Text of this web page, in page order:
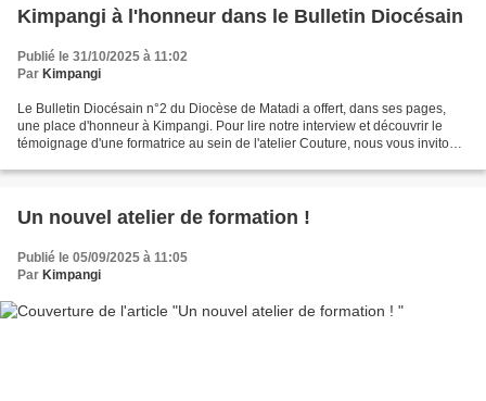
Kimpangi à l'honneur dans le Bulletin Diocésain
Publié le 31/10/2025 à 11:02
Par Kimpangi
Le Bulletin Diocésain n°2 du Diocèse de Matadi a offert, dans ses pages,
une place d'honneur à Kimpangi. Pour lire notre interview et découvrir le
témoignage d'une formatrice au sein de l'atelier Couture, nous vous invitons
Un nouvel atelier de formation !
Publié le 05/09/2025 à 11:05
Par Kimpangi